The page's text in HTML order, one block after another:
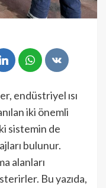
endüstriyel ısı
iki önemli
sistemin de
bulunur.
alanları
Bu yazıda,